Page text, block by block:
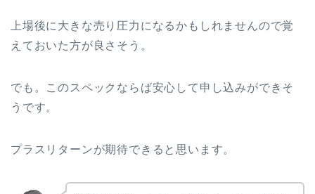
上場後に大きな売り圧力になるかもしれませんので覚
えておいた方が良さそう。
でも。このスペックならば安心して申し込みができそ
うです。
プラスリターンが期待できると思います。